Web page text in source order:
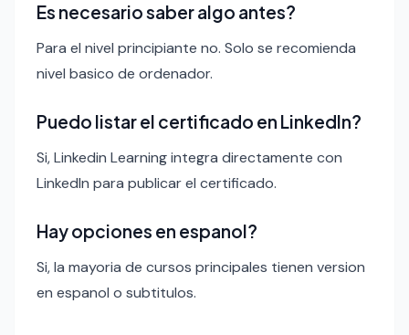
Es necesario saber algo antes?
Para el nivel principiante no. Solo se recomienda
nivel basico de ordenador.
Puedo listar el certificado en LinkedIn?
Si, Linkedin Learning integra directamente con
LinkedIn para publicar el certificado.
Hay opciones en espanol?
Si, la mayoria de cursos principales tienen version
en espanol o subtitulos.